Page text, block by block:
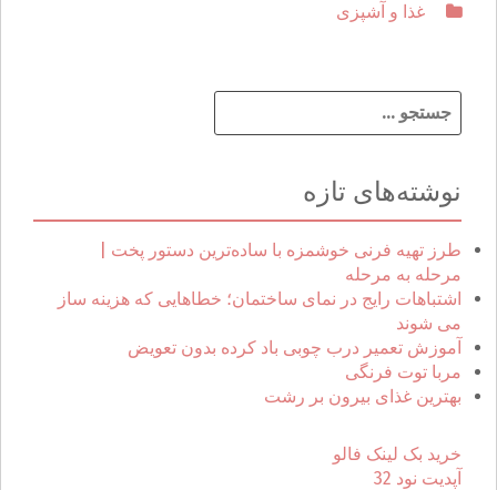
غذا و آشپزی
س
و
ب
ر
ا
ی
:
نوشته‌های تازه
طرز تهیه فرنی خوشمزه با ساده‌ترین دستور پخت |
مرحله به مرحله
اشتباهات رایج در نمای ساختمان؛ خطاهایی که هزینه ساز
می شوند
آموزش تعمیر درب چوبی باد کرده بدون تعویض
مربا توت فرنگی
بهترین غذای بیرون بر رشت
خرید بک لینک فالو
آپدیت نود 32